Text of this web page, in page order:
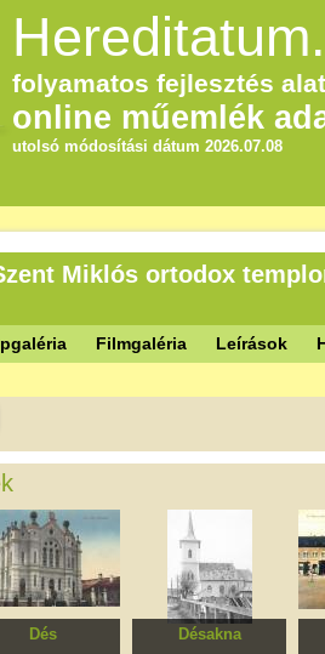
folyamatos fejlesztés
online műemlék
utolsó módosítási dátum 2026.07.08
Miklós ortodox
Filmgaléria Leírások
Dés
Désakna